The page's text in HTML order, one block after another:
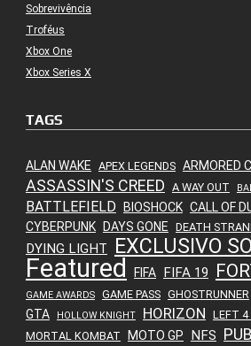
Sobrevivência
Troféus
Xbox One
Xbox Series X
TAGS
ALAN WAKE APEX LEGENDS ARMORED
ASSASSIN'S CREED A WAY OUT
BATTLEFIELD BIOSHOCK CALL OF
CYBERPUNK DAYS GONE DEATH
DYING LIGHT EXCLUSIVO
Featured FIFA FIFA 19
GAME AWARDS GAME PASS GHOSTRUNNER
GTA HOLLOW KNIGHT HORIZON LEFT 4
MORTAL KOMBAT MOTO GP NFS